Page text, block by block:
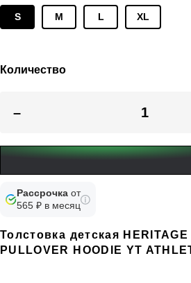
S M L XL
Количество
–
Рассрочка от
565 ₽ в месяц
Толстовка детская
PULLOVER HOODIE YT